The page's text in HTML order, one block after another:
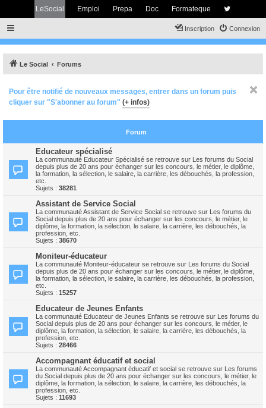
LeSocial Emploi Prepa Doc Formateque
Connexion
Inscription
Le Social Forums
Pour être notifié de nouveaux messages, entrer dans un forum puis
cliquer sur "S'abonner au forum" (+ infos)
Forum
Educateur spécialisé
La communauté Educateur Spécialisé se retrouve sur Les forums du Social
depuis plus de 20 ans pour échanger sur les concours, le métier, le diplôme,
la formation, la sélection, le salaire, la carrière, les débouchés, la profession,
etc.
Sujets : 38281
Assistant de Service Social
La communauté Assistant de Service Social se retrouve sur Les forums du
Social depuis plus de 20 ans pour échanger sur les concours, le métier, le
diplôme, la formation, la sélection, le salaire, la carrière, les débouchés, la
profession, etc.
Sujets : 38670
Moniteur-éducateur
La communauté Moniteur-éducateur se retrouve sur Les forums du Social
depuis plus de 20 ans pour échanger sur les concours, le métier, le diplôme,
la formation, la sélection, le salaire, la carrière, les débouchés, la profession,
etc.
Sujets : 15257
Educateur de Jeunes Enfants
La communauté Educateur de Jeunes Enfants se retrouve sur Les forums du
Social depuis plus de 20 ans pour échanger sur les concours, le métier, le
diplôme, la formation, la sélection, le salaire, la carrière, les débouchés, la
profession, etc.
Sujets : 28466
Accompagnant éducatif et social
La communauté Accompagnant éducatif et social se retrouve sur Les forums
du Social depuis plus de 20 ans pour échanger sur les concours, le métier, le
diplôme, la formation, la sélection, le salaire, la carrière, les débouchés, la
profession, etc.
Sujets : 11693